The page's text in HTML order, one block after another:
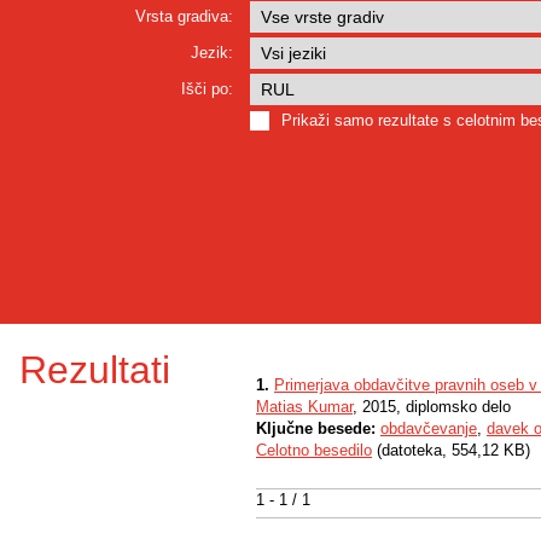
Vrsta gradiva:
Jezik:
Išči po:
Prikaži samo rezultate s celotnim
Rezultati
1 - 1 / 1
1. Primerjava obdavčitve pravnih oseb
Matias Kumar, 2015, diplomsko delo
Ključne besede: obdavčevanje, davek
Celotno besedilo (datoteka, 554,12 KB)